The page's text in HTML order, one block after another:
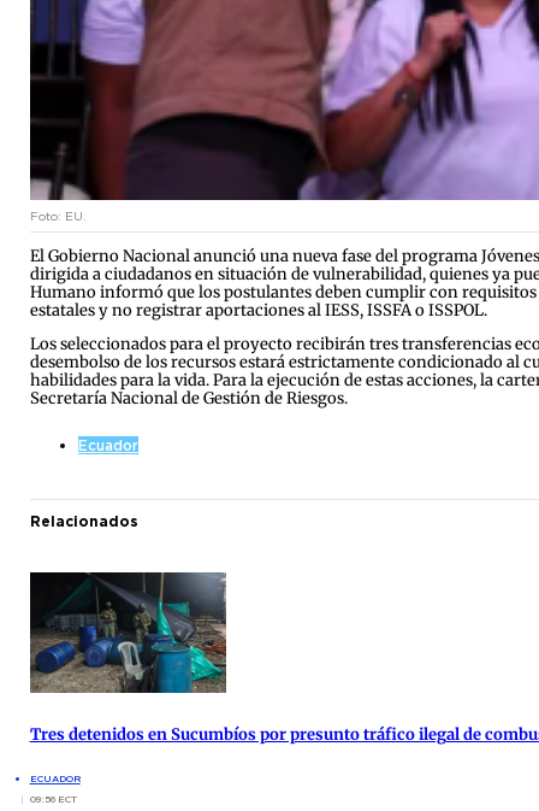
Foto: EU.
El Gobierno Nacional anunció una nueva fase del programa
dirigida a ciudadanos en situación de vulnerabilidad, quienes ya
Humano informó que los postulantes deben cumplir con
estatales y no registrar aportaciones al IESS, ISSFA o ISSPOL.
Los seleccionados para el proyecto recibirán tres transferencias
desembolso de los recursos estará estrictamente condicionado
habilidades para la vida. Para la ejecución de estas acciones, la
Secretaría Nacional de Gestión de Riesgos.
Ecuador
Relacionados
Tres detenidos en Sucumbíos por presunto tráfico ilegal de
ECUADOR
09:56 ECT